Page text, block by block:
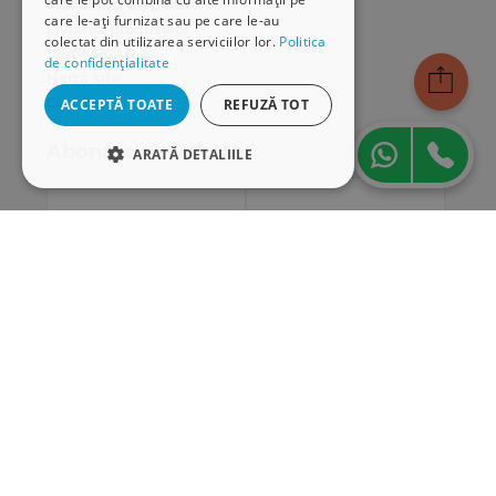
care le-ați furnizat sau pe care le-au
colectat din utilizarea serviciilor lor. Politica
de confidențialitate
ACCEPTĂ TOATE REFUZĂ TOT
ARATĂ DETALIILE
Modalități de plată
Livrarea produselor
Cariere
Abonare newsletter